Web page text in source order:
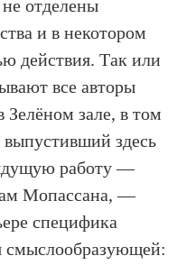
отделены
и в некотором
действия. Так или
все авторы
зале, в том
здесь
работу —
Мопассана, —
специфика
смыслообразующей: